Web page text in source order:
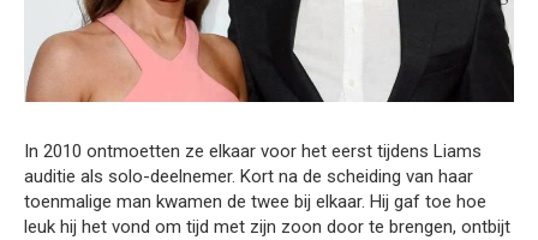
In 2010 ontmoetten ze elkaar voor het eerst tijdens Liams
auditie als solo-deelnemer. Kort na de scheiding van haar
toenmalige man kwamen de twee bij elkaar. Hij gaf toe hoe
leuk hij het vond om tijd met zijn zoon door te brengen, ontbijt